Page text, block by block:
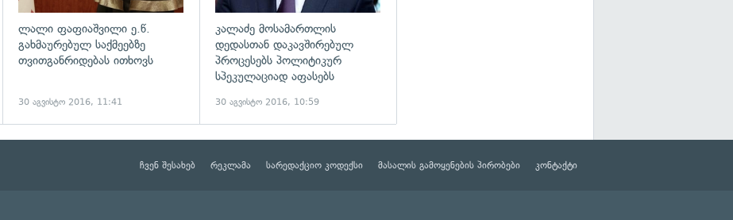
ლალი ფაფიაშვილი ე.წ.
გახმაურებულ საქმეებზე
თვითგანრიდებას ითხოვს
30 აგვისტო 2016, 11:41
კალაძე მოსამართლის
დედასთან დაკავშირებულ
პროცესებს პოლიტიკურ
სპეკულაციად აფასებს
30 აგვისტო 2016, 10:59
ჩვენ შესახებ რეკლამა სარედაქციო კოდექსი მასალის გამოყენების პირობები კონტაქტი